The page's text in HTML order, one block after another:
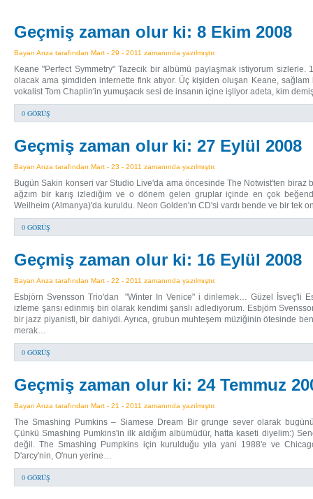
Geçmiş zaman olur ki: 8 Ekim 2008
Bayan Arıza tarafından Mart - 29 - 2011 zamanında yazılmıştır.
Keane "Perfect Symmetry" Tazecik bir albümü paylaşmak istiyorum
olacak ama şimdiden internette fink atıyor. Üç kişiden oluşan Keane,
vokalist Tom Chaplin'in yumuşacık sesi de insanın içine işliyor adeta, kim
0 GÖRÜŞ
Geçmiş zaman olur ki: 27 Eylül 2008
Bayan Arıza tarafından Mart - 23 - 2011 zamanında yazılmıştır.
Bugün Sakin konseri var Studio Live'da ama öncesinde The Notwist'ten biraz
ağzım bir karış izlediğim ve o dönem gelen gruplar içinde en çok
Weilheim (Almanya)'da kuruldu. Neon Golden'ın CD'si vardı bende ve bir tek
0 GÖRÜŞ
Geçmiş zaman olur ki: 16 Eylül 2008
Bayan Arıza tarafından Mart - 22 - 2011 zamanında yazılmıştır.
Esbjörn Svensson Trio'dan "Winter In Venice" i dinlemek… Güzel İsveç'li
izleme şansı edinmiş biri olarak kendimi şanslı adlediyorum. Esbjörn
bir jazz piyanisti, bir dahiydi. Ayrıca, grubun muhteşem müziğinin ötesinde
merak…
0 GÖRÜŞ
Geçmiş zaman olur ki: 24 Temmuz
Bayan Arıza tarafından Mart - 21 - 2011 zamanında yazılmıştır.
The Smashing Pumkins – Siamese Dream Bir grunge sever olarak
Çünkü Smashing Pumkins'in ilk aldığım albümüdür, hatta kaseti diyelim:)
değil. The Smashing Pumpkins için kurulduğu yıla yani 1988'e ve
D'arcy'nin, O'nun yerine…
0 GÖRÜŞ